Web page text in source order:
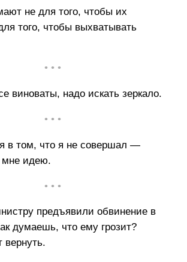
не для того, чтобы их
того, чтобы выхватывать
• • •
виноваты, надо искать зеркало.
• • •
в том, что я не совершал —
мне идею.
• • •
предъявили обвинение в
думаешь, что ему грозит?